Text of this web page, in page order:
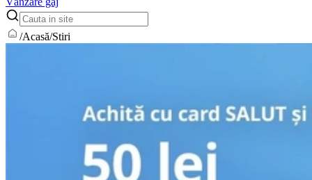
/Acasă/Stiri